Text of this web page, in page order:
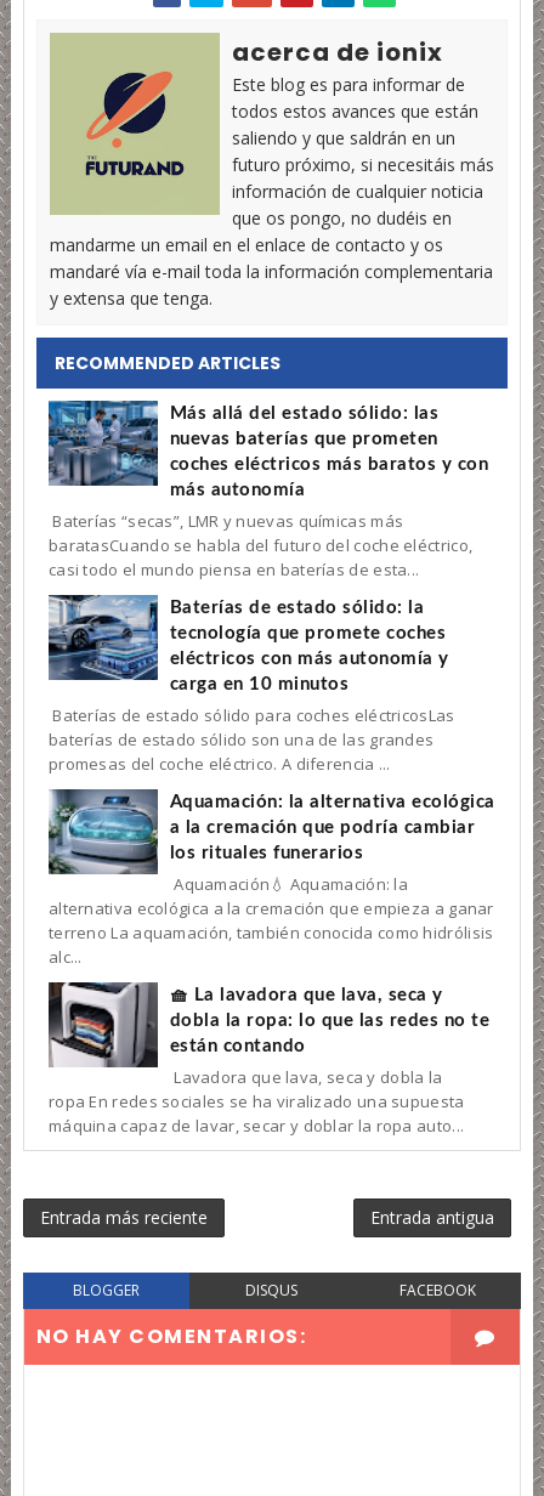
acerca de ionix
Este blog es para informar de
todos estos avances que están
saliendo y que saldrán en un
futuro próximo, si necesitáis más
información de cualquier noticia
que os pongo, no dudéis en
mandarme un email en el enlace de contacto y os
mandaré vía e-mail toda la información complementaria
y extensa que tenga.
RECOMMENDED ARTICLES
Más allá del estado sólido: las
nuevas baterías que prometen
coches eléctricos más baratos y con
más autonomía
Baterías “secas”, LMR y nuevas químicas más
baratasCuando se habla del futuro del coche eléctrico,
casi todo el mundo piensa en baterías de esta...
Baterías de estado sólido: la
tecnología que promete coches
eléctricos con más autonomía y
carga en 10 minutos
Baterías de estado sólido para coches eléctricosLas
baterías de estado sólido son una de las grandes
promesas del coche eléctrico. A diferencia ...
Aquamación: la alternativa ecológica
a la cremación que podría cambiar
los rituales funerarios
Aquamación💧 Aquamación: la
alternativa ecológica a la cremación que empieza a ganar
terreno La aquamación, también conocida como hidrólisis
alc...
🧺 La lavadora que lava, seca y
dobla la ropa: lo que las redes no te
están contando
Lavadora que lava, seca y dobla la
ropa En redes sociales se ha viralizado una supuesta
máquina capaz de lavar, secar y doblar la ropa auto...
Entrada más reciente Entrada antigua
BLOGGER DISQUS FACEBOOK
NO HAY COMENTARIOS: